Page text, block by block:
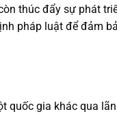
thúc đẩy sự phát
pháp luật để đảm
quốc gia khác qua